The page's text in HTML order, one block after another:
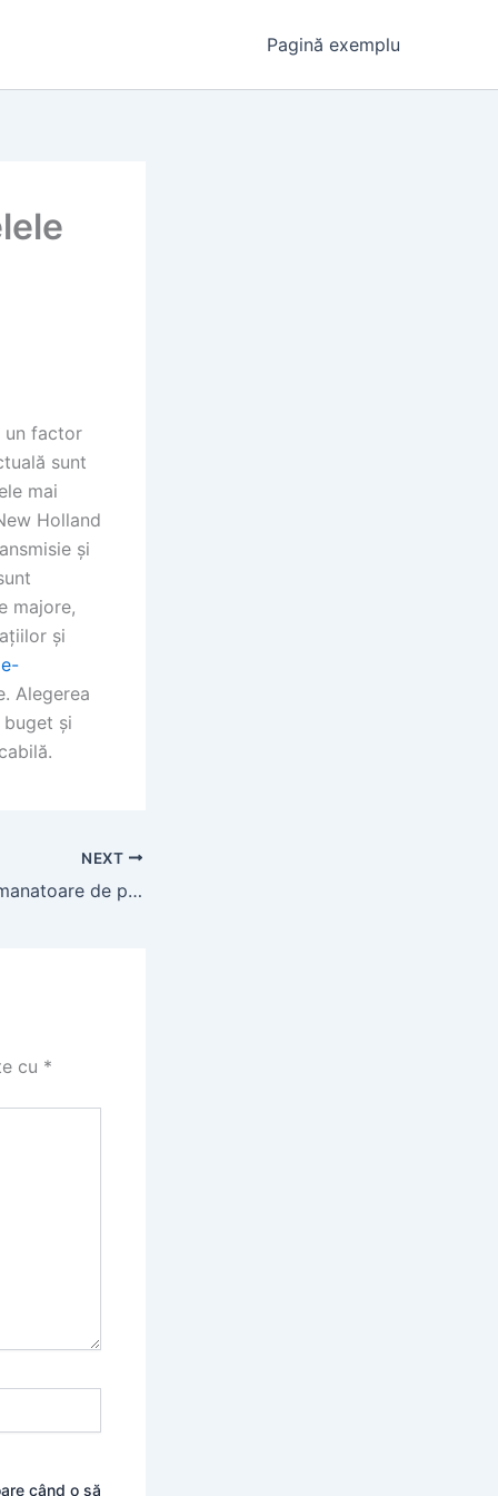
Pagină exemplu
un factor
sunt
mai
Holland
și
majore,
și
Alegerea
și
NEXT
Cele mai bune semanatoare de porumb pentru tractoare: Ghid de alegere
cu *
când o să